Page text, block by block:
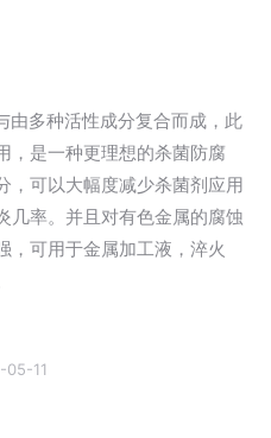
由多种活性成分复合而成，此
，是一种更理想的杀菌防腐
，可以大幅度减少杀菌剂应用
几率。并且对有色金属的腐蚀
，可用于金属加工液，淬火
05-11